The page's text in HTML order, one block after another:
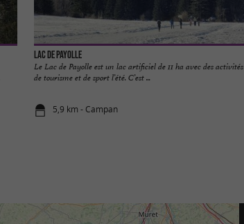
Lac de Payolle
Le Lac de Payolle est un lac artificiel de 11 ha avec des activités
de tourisme et de sport l’été. C’est ...
5,9 km - Campan